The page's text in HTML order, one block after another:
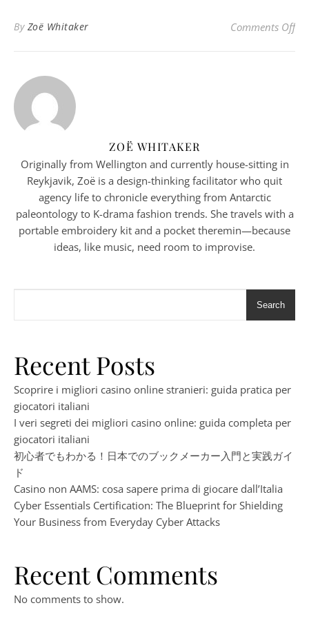
By Zoë Whitaker Comments Offon
ZOË WHITAKER
Originally from Wellington and currently house-sitting in
Reykjavik, Zoë is a design-thinking facilitator who quit
agency life to chronicle everything from Antarctic
paleontology to K-drama fashion trends. She travels with a
portable embroidery kit and a pocket theremin—because
ideas, like music, need room to improvise.
Search
Recent Posts
Scoprire i migliori casino online stranieri: guida pratica per
giocatori italiani
I veri segreti dei migliori casino online: guida completa per
giocatori italiani
初心者でもわかる！日本でのブックメーカー入門と実践ガイ
ド
Casino non AAMS: cosa sapere prima di giocare dall’Italia
Cyber Essentials Certification: The Blueprint for Shielding
Your Business from Everyday Cyber Attacks
Recent Comments
No comments to show.